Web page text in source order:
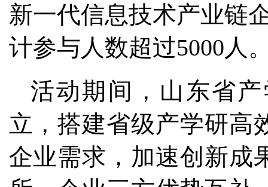
新一代信息技术产业链
计参与人数超过5000人
活动期间，山东省
立，搭建省级产学研高
企业需求，加速创新成